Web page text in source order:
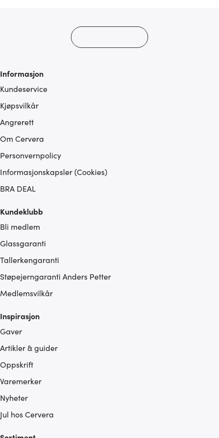
Informasjon
Kundeservice
Kjøpsvilkår
Angrerett
Om Cervera
Personvernpolicy
Informasjonskapsler (Cookies)
BRA DEAL
Kundeklubb
Bli medlem
Glassgaranti
Tallerkengaranti
Støpejerngaranti Anders Petter
Medlemsvilkår
Inspirasjon
Gaver
Artikler & guider
Oppskrift
Varemerker
Nyheter
Jul hos Cervera